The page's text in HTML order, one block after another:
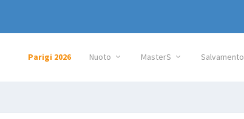
Parigi 2026 Nuoto MasterS Salvamento